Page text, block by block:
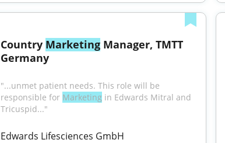
Country Marketing Manager, TMTT
Germany
"...unmet patient needs. This role will be
responsible for Marketing in Edwards Mitral and
Tricuspid..."
Edwards Lifesciences GmbH